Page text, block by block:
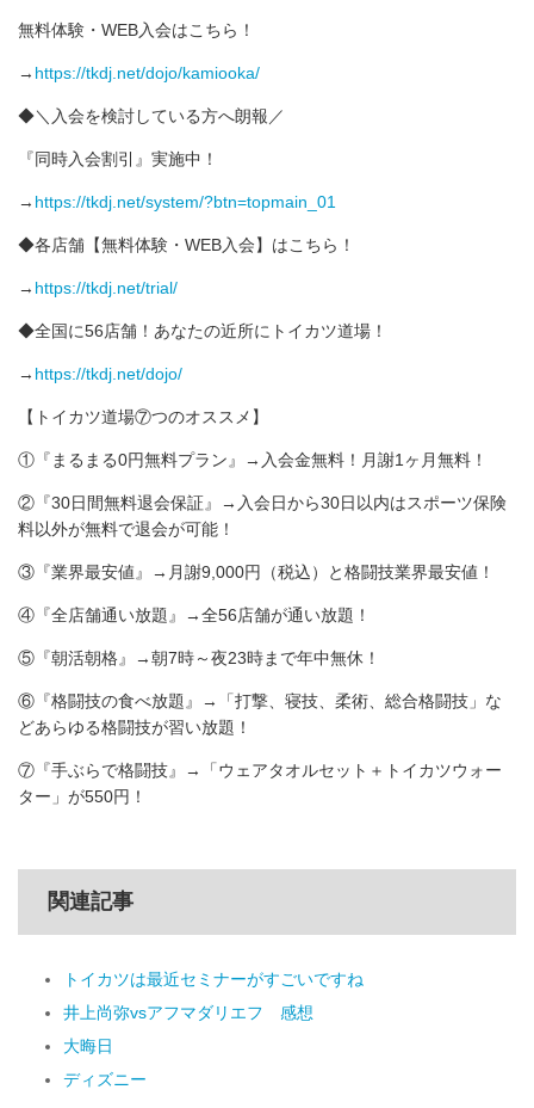
無料体験・WEB入会はこちら！
→ https://tkdj.net/dojo/kamiooka/
◆＼入会を検討している方へ朗報／
『同時入会割引』実施中！
→ https://tkdj.net/system/?btn=topmain_01
◆各店舗【無料体験・WEB入会】はこちら！
→ https://tkdj.net/trial/
◆全国に56店舗！あなたの近所にトイカツ道場！
→ https://tkdj.net/dojo/
【トイカツ道場⑦つのオススメ】
①『まるまる0円無料プラン』→入会金無料！月謝1ヶ月無料！
②『30日間無料退会保証』→入会日から30日以内はスポーツ保険
料以外が無料で退会が可能！
③『業界最安値』→月謝9,000円（税込）と格闘技業界最安値！
④『全店舗通い放題』→全56店舗が通い放題！
⑤『朝活朝格』→朝7時～夜23時まで年中無休！
⑥『格闘技の食べ放題』→「打撃、寝技、柔術、総合格闘技」な
どあらゆる格闘技が習い放題！
⑦『手ぶらで格闘技』→「ウェアタオルセット＋トイカツウォー
ター」が550円！
関連記事
トイカツは最近セミナーがすごいですね
井上尚弥vsアフマダリエフ 感想
大晦日
ディズニー